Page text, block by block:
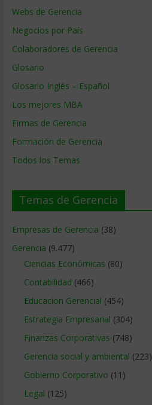
Webs de Gerencia
Negocios por País
Colaboradores de Gerencia
Glosario
Glosario Inglés – Español
Los mejores MBA
Firmas de Gerencia
Formación de Gerencia
Todos los Temas
Temas de Gerencia
Empresas de Gerencia (38)
Gerencia (9.477)
Ciencias Económicas (80)
Contabilidad (466)
Educacion Gerencial (454)
Estrategia Empresarial (304)
Finanzas Corporativas (748)
Gerencia social y ambiental (223)
Gobierno Corporativo (11)
Legal (125)